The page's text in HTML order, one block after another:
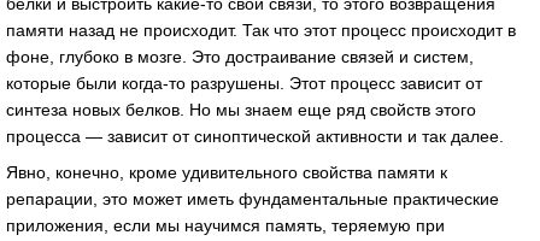
белки и выстроить какие-то свои связи, то этого возвращения
памяти назад не происходит. Так что этот процесс происходит в
фоне, глубоко в мозге. Это достраивание связей и систем,
которые были когда-то разрушены. Этот процесс зависит от
синтеза новых белков. Но мы знаем еще ряд свойств этого
процесса — зависит от синоптической активности и так далее.
Явно, конечно, кроме удивительного свойства памяти к
репарации, это может иметь фундаментальные практические
приложения, если мы научимся память, теряемую при